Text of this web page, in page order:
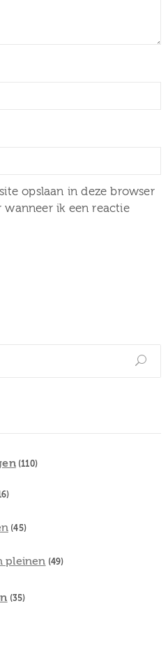
opslaan in deze browser
ik een reactie
(110)
(45)
pleinen (49)
(35)